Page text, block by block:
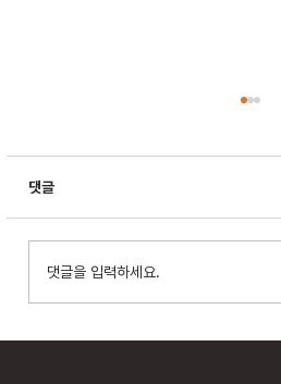
댓글
댓글을 입력하세요.